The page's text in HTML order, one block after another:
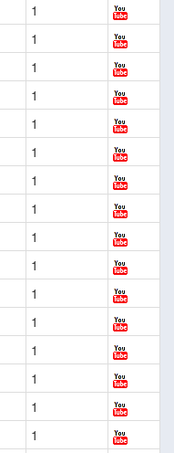
1
1
1
1
1
1
1
1
1
1
1
1
1
1
1
1